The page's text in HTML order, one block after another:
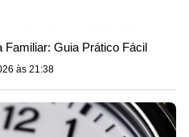
Guia Prático Fácil
às 21:38